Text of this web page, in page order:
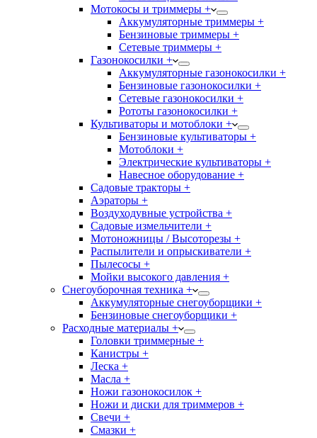
Мотокосы и триммеры +
Аккумуляторные триммеры +
Бензиновые триммеры +
Сетевые триммеры +
Газонокосилки +
Аккумуляторные газонокосилки +
Бензиновые газонокосилки +
Сетевые газонокосилки +
Рототы газонокосилки +
Культиваторы и мотоблоки +
Бензиновые культиваторы +
Мотоблоки +
Электрические культиваторы +
Навесное оборудование +
Садовые тракторы +
Аэраторы +
Воздуходувные устройства +
Садовые измельчители +
Мотоножницы / Высоторезы +
Распылители и опрыскиватели +
Пылесосы +
Мойки высокого давления +
Снегоуборочная техника +
Аккумуляторные снегоуборщики +
Бензиновые снегоуборщики +
Расходные материалы +
Головки триммерные +
Канистры +
Леска +
Масла +
Ножи газонокосилок +
Ножи и диски для триммеров +
Свечи +
Смазки +